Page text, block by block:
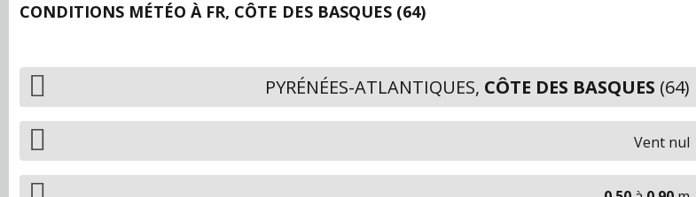
CONDITIONS MÉTÉO À FR, CÔTE DES BASQUES (64)
PYRÉNÉES-ATLANTIQUES, CÔTE DES BASQUES (64)
Vent nul